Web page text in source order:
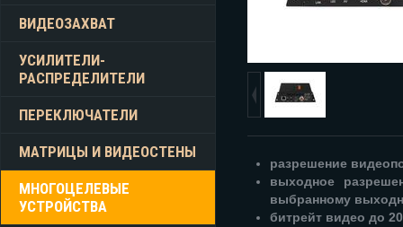
ВИДЕОЗАХВАТ
УСИЛИТЕЛИ-
РАСПРЕДЕЛИТЕЛИ
ПЕРЕКЛЮЧАТЕЛИ
МАТРИЦЫ И ВИДЕОСТЕНЫ
МНОГОЦЕЛЕВЫЕ
УСТРОЙСТВА
разрешение
выходное
выбранному
битрейт видео до